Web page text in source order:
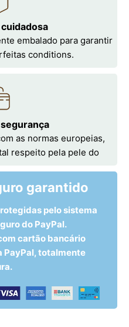
embalado para garantir
conditions.
as normas europeias,
respeito pela pele do
garantido
pelo sistema
do PayPal.
cartão bancário
PayPal, totalmente